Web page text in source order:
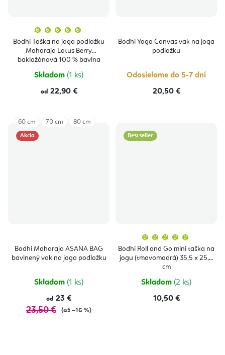
Bodhi Taška na joga podložku
Maharaja Lotus Berry
baklažánová 100 % bavlna
produktu
je
5,0
z
5
Skladom (1 ks)
od 22,90 €
Bodhi Yoga Canvas vak na joga
podložku
Odosielame do 5-7 dní
20,50 €
Akcia
Bodhi Maharaja ASANA BAG
bavlnený vak na joga podložku
Skladom (1 ks)
od 23 €
23,50 € (až –16 %)
60 cm 70 cm 80 cm
Bestseller
Bodhi Roll and Go mini taška na
jogu (tmavomodrá) 35,5 x 25,5
cm
produktu
je
5,0
Skladom (2 ks)
10,50 €